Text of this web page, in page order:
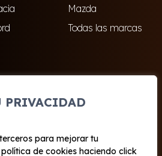
PRIVACIDAD
para mejorar tu
de cookies haciendo click
Mazda
Todas las marcas
Roquetas de Mar